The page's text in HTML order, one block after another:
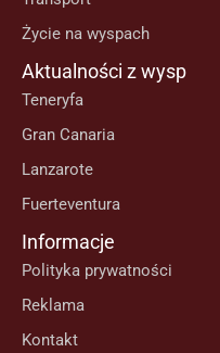
Życie na wyspach
Aktualności z wysp
Teneryfa
Gran Canaria
Lanzarote
Fuerteventura
Informacje
Polityka prywatności
Reklama
Kontakt